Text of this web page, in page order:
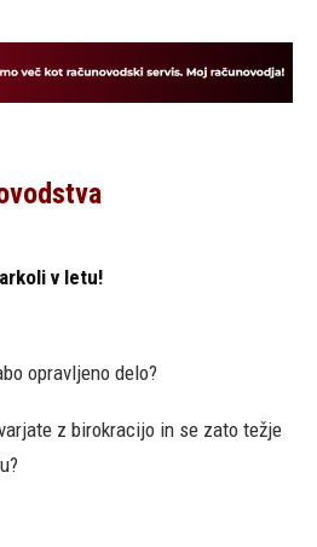
v letu!
opravljeno delo?
z birokracijo in se zato težje